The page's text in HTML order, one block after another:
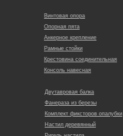
Винтовая опора
Опорная пята
Анкерное крепление
Рамные стойки
Крестовина соединительная
Консоль навесная
Двутавровая балка
Фанераза из березы
Комплект фиксторов опалубки
Настил деревянный